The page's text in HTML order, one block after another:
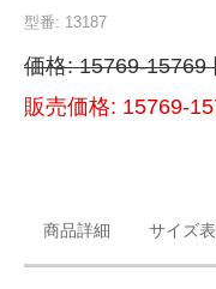
型番: 13187
価格:15769-15769
販売価格: 15769-
商品詳細 サイズ